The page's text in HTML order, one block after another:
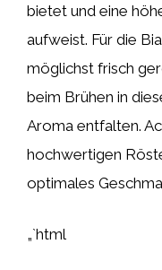
bietet und eine
aufweist. Für die
möglichst frisch
beim Brühen in
Aroma entfalten.
hochwertigen
optimales
„`html